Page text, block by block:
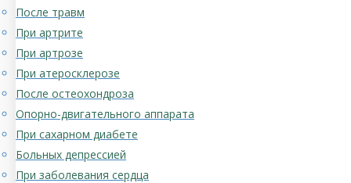
После травм
При артрите
При артрозе
При атеросклерозе
После остеохондроза
Опорно-двигательного аппарата
При сахарном диабете
Больных депрессией
При заболевания сердца